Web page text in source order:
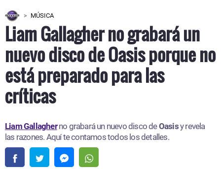
MÚSICA
Liam Gallagher no grabará un
nuevo disco de Oasis porque no
está preparado para las
críticas
Liam Gallagherno grabará un nuevo disco deOasisy revela
las razones. Aquí te contamos todos los detalles.